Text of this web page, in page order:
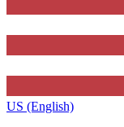
US (English)